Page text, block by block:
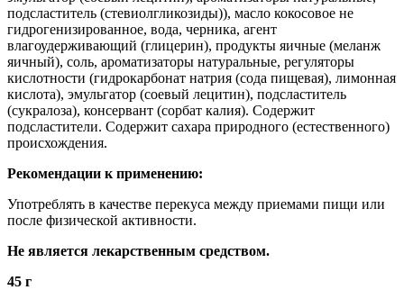
подсластитель (стевиолгликозиды)), масло кокосовое не
гидрогенизированное, вода, черника, агент
влагоудерживающий (глицерин), продукты яичные (меланж
яичный), соль, ароматизаторы натуральные, регуляторы
кислотности (гидрокарбонат натрия (сода пищевая), лимонная
кислота), эмульгатор (соевый лецитин), подсластитель
(сукралоза), консервант (сорбат калия). Содержит
подсластители. Содержит сахара природного (естественного)
происхождения.
Рекомендации к применению:
Употреблять в качестве перекуса между приемами пищи или
после физической активности.
Не является лекарственным средством.
45 г